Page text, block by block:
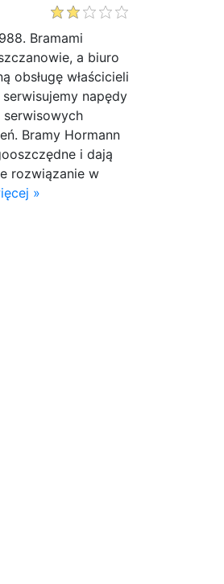
Bramami
a biuro
obsługę właścicieli
napędy
serwisowych
Bramy Hormann
i dają
rozwiązanie w
»